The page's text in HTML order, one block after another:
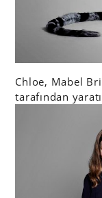
Chloe, Mabel
tarafından